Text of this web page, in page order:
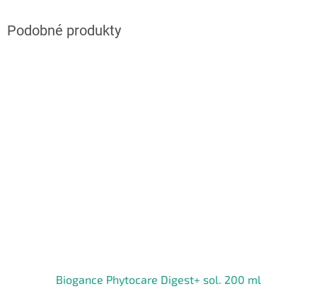
Biogance Phytocare Digest+ sol. 200 ml